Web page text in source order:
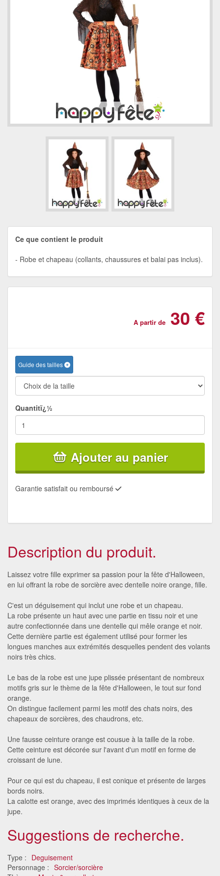
Ce que contient le produit
Robe et chapeau (collants, chaussures et balai pas inclus).
A partir de 30 €
Guide des tailles
Quantitï¿½
Ajouter au panier
Garantie satisfait ou remboursé
Description du produit.
Laissez votre fille exprimer sa passion pour la fête d'Halloween,
en lui offrant la robe de sorcière avec dentelle noire orange, fille.
C'est un déguisement qui inclut une robe et un chapeau.
La robe présente un haut avec une partie en tissu noir et une
autre confectionnée dans une dentelle qui mêle orange et noir.
Cette dernière partie est également utilisé pour former les
longues manches aux extrémités desquelles pendent des volants
noirs très chics.
Le bas de la robe est une jupe plissée présentant de nombreux
motifs gris sur le thème de la fête d'Halloween, le tout sur fond
orange.
On distingue facilement parmi les motif des chats noirs, des
chapeaux de sorcières, des chaudrons, etc.
Une fausse ceinture orange est cousue à la taille de la robe.
Cette ceinture est décorée sur l'avant d'un motif en forme de
croissant de lune.
Pour ce qui est du chapeau, il est conique et présente de larges
bords noirs.
La calotte est orange, avec des imprimés identiques à ceux de la
jupe.
Suggestions de recherche.
Type : Deguisement
Personnage : Sorcier/sorcière